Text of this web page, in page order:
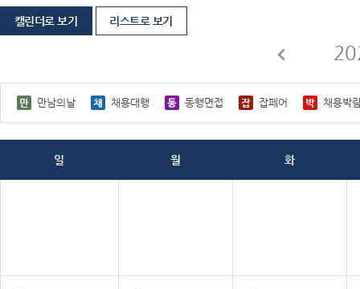
캘린더로 보기 리스트로 보기
만남의날 채용대행 동행면접 잡페어 채용박
일 월 화